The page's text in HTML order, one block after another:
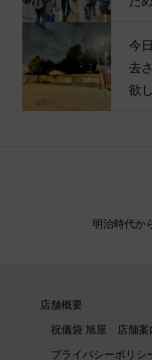
今
去
欲
明治時代か
店舗概要
祝儀袋 旭屋 店舗
プライバシーポリシ